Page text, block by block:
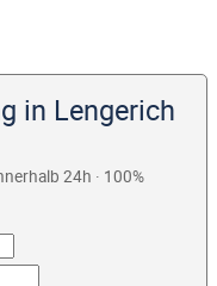
in Lengerich
24h · 100%